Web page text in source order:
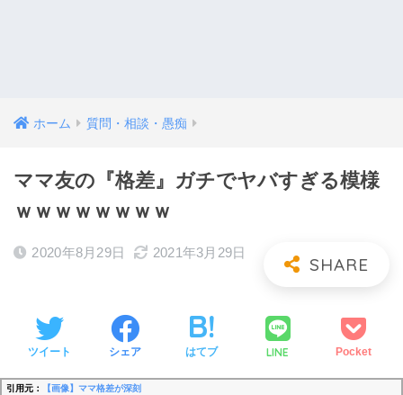
ホーム 質問・相談・愚痴
ママ友の『格差』ガチでヤバすぎる模様
ｗｗｗｗｗｗｗｗ
2020年8月29日 2021年3月29日
ツイート シェア はてブ LINE Pocket
引用元： 【画像】ママ格差が深刻